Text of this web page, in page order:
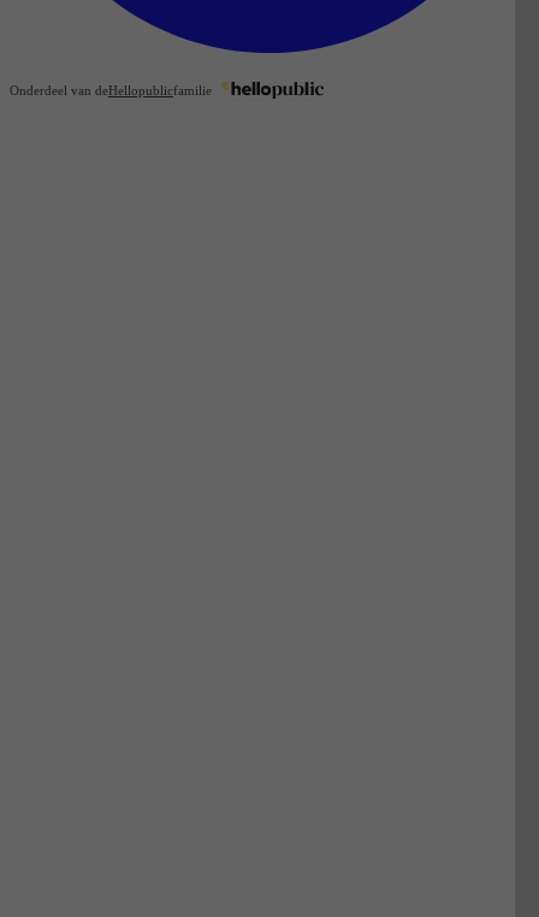
Onderdeel van deHellopublicfamilie